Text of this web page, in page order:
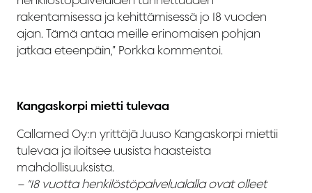
rakentamisessa ja kehittämisessä jo 18 vuoden
ajan. Tämä antaa meille erinomaisen pohjan
jatkaa eteenpäin,” Porkka kommentoi.
Kangaskorpi mietti tulevaa
Callamed Oy:n yrittäjä Juuso Kangaskorpi miettii
tulevaa ja iloitsee uusista haasteista
mahdollisuuksista.
– ”18 vuotta henkilöstöpalvelualalla ovat olleet